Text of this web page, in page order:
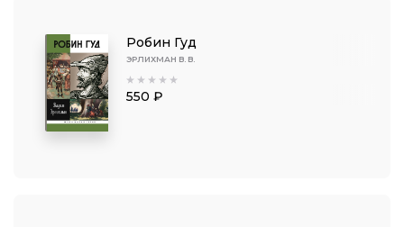
Робин Гуд
ЭРЛИХМАН В. В.
550 ₽